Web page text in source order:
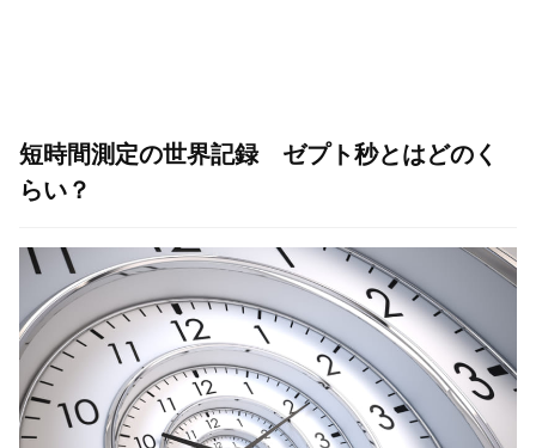
短時間測定の世界記録 ゼプト秒とはどのく
らい？